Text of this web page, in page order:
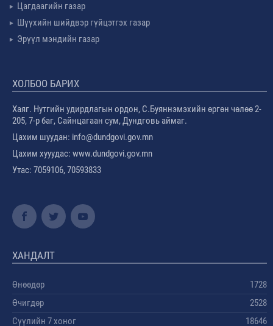
Цагдаагийн газар
Шүүхийн шийдвэр гүйцэтгэх газар
Эрүүл мэндийн газар
ХОЛБОО БАРИХ
Хаяг. Нутгийн удирдлагын ордон, С.Буяннэмэхийн өргөн чөлөө 2-
205, 7-р баг, Сайнцагаан сум, Дундговь аймаг.
Цахим шуудан: info@dundgovi.gov.mn
Цахим хууудас: www.dundgovi.gov.mn
Утас: 7059106, 70593833
ХАНДАЛТ
Өнөөдөр
1728
Өчигдөр
2528
Сүүлийн 7 хоног
18646